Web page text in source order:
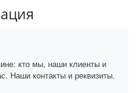
кто мы, наши клиенты и
Наши контакты и реквизиты.